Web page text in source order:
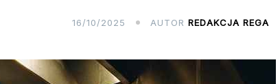
16/10/2025 AUTOR REDAKCJA REGA